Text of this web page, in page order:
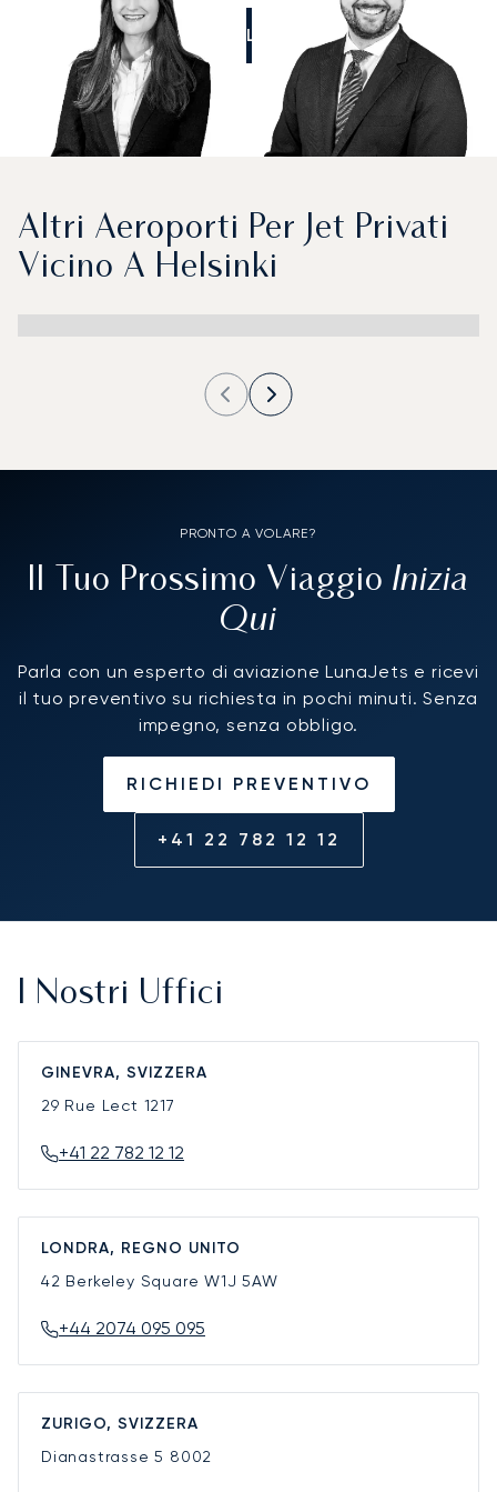
CALL US
Altri Aeroporti Per Jet Privati
Vicino A Helsinki
PRONTO A VOLARE?
Il Tuo Prossimo Viaggio Inizia
Qui
Parla con un esperto di aviazione LunaJets e ricevi
il tuo preventivo su richiesta in pochi minuti. Senza
impegno, senza obbligo.
RICHIEDI PREVENTIVO
+41 22 782 12 12
I Nostri Uffici
GINEVRA, SVIZZERA
29 Rue Lect 1217
+41 22 782 12 12
LONDRA, REGNO UNITO
42 Berkeley SquareW1J 5AW
+44 2074 095 095
ZURIGO, SVIZZERA
Dianastrasse 5 8002